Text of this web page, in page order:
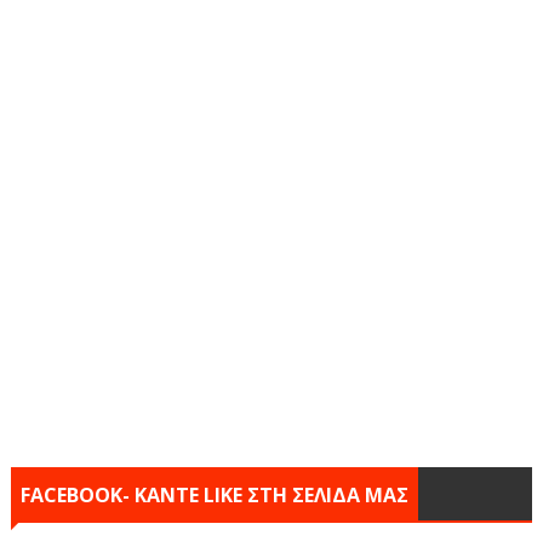
FACEBOOK- KANTE LIKE ΣΤΗ ΣΕΛΙΔΑ ΜΑΣ